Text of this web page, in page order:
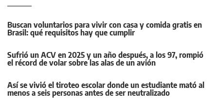
Buscan voluntarios para vivir con casa y comida gratis en
Brasil: qué requisitos hay que cumplir
Sufrió un ACV en 2025 y un año después, a los 97, rompió
el récord de volar sobre las alas de un avión
Así se vivió el tiroteo escolar donde un estudiante mató al
menos a seis personas antes de ser neutralizado